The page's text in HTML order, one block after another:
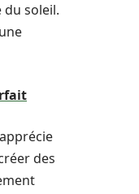
du soleil.
des